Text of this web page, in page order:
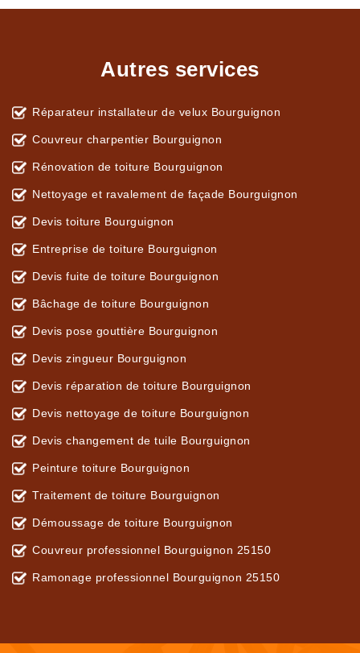
Autres services
Réparateur installateur de velux Bourguignon
Couvreur charpentier Bourguignon
Rénovation de toiture Bourguignon
Nettoyage et ravalement de façade Bourguignon
Devis toiture Bourguignon
Entreprise de toiture Bourguignon
Devis fuite de toiture Bourguignon
Bâchage de toiture Bourguignon
Devis pose gouttière Bourguignon
Devis zingueur Bourguignon
Devis réparation de toiture Bourguignon
Devis nettoyage de toiture Bourguignon
Devis changement de tuile Bourguignon
Peinture toiture Bourguignon
Traitement de toiture Bourguignon
Démoussage de toiture Bourguignon
Couvreur professionnel Bourguignon 25150
Ramonage professionnel Bourguignon 25150